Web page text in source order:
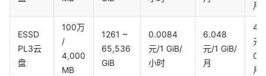
月
ESSD
PL3云
盘
100万
/
4,000
MB
1261 ~
65,536
GiB
0.0084
元/1 GiB/
小时
6.048
元/1 GiB/
月
4
元/
月